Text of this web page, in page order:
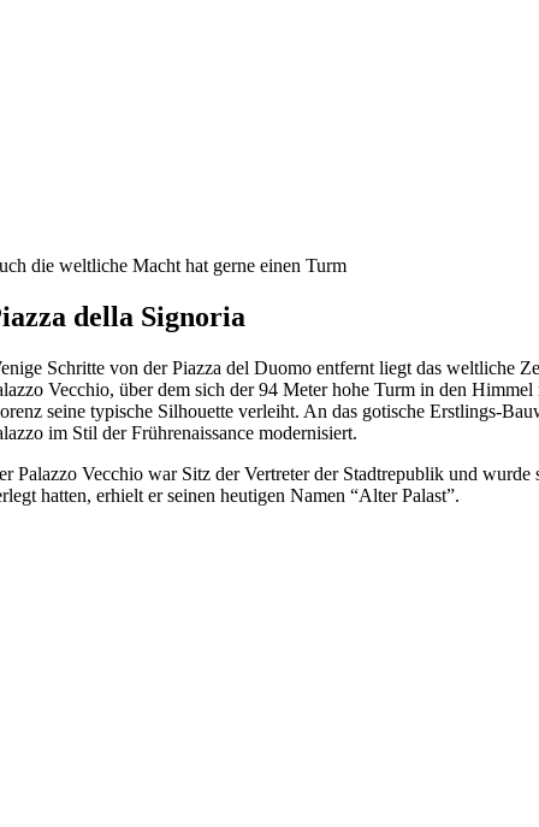
die weltliche Macht hat gerne einen Turm
della Signoria
Schritte von der Piazza del Duomo entfernt liegt das weltliche
Vecchio, über dem sich der 94 Meter hohe Turm in den
seine typische Silhouette verleiht. An das gotische Erstlings-
im Stil der Frührenaissance modernisiert.
Palazzo Vecchio war Sitz der Vertreter der Stadtrepublik und
hatten, erhielt er seinen heutigen Namen “Alter Palast”.